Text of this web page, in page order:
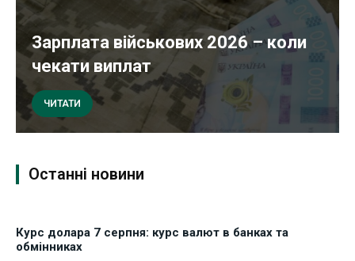
Зарплата військових 2026 – коли
чекати виплат
ЧИТАТИ
Останні новини
Курс долара 7 серпня: курс валют в банках та
обмінниках